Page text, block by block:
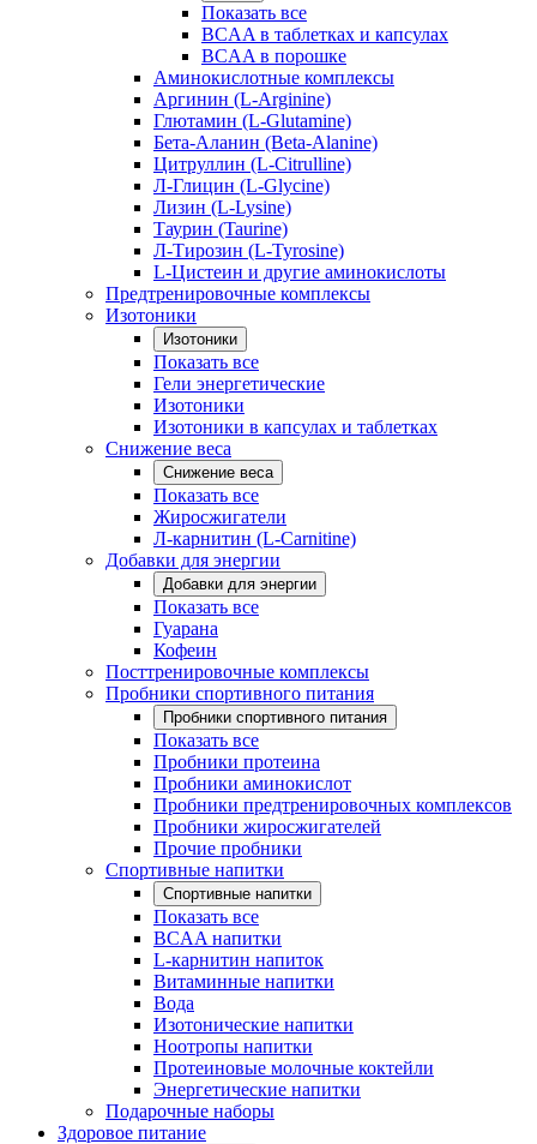
Показать все
BCAA в таблетках и капсулах
BCAA в порошке
Аминокислотные комплексы
Аргинин (L-Arginine)
Глютамин (L-Glutamine)
Бета-Аланин (Beta-Alanine)
Цитруллин (L-Citrulline)
Л-Глицин (L-Glycine)
Лизин (L-Lysine)
Таурин (Taurine)
Л-Тирозин (L-Tyrosine)
L-Цистеин и другие аминокислоты
Предтренировочные комплексы
Изотоники
Изотоники
Показать все
Гели энергетические
Изотоники
Изотоники в капсулах и таблетках
Снижение веса
Снижение веса
Показать все
Жиросжигатели
Л-карнитин (L-Carnitine)
Добавки для энергии
Добавки для энергии
Показать все
Гуарана
Кофеин
Посттренировочные комплексы
Пробники спортивного питания
Пробники спортивного питания
Показать все
Пробники протеина
Пробники аминокислот
Пробники предтренировочных комплексов
Пробники жиросжигателей
Прочие пробники
Спортивные напитки
Спортивные напитки
Показать все
BCAA напитки
L-карнитин напиток
Витаминные напитки
Вода
Изотонические напитки
Ноотропы напитки
Протеиновые молочные коктейли
Энергетические напитки
Подарочные наборы
Здоровое питание